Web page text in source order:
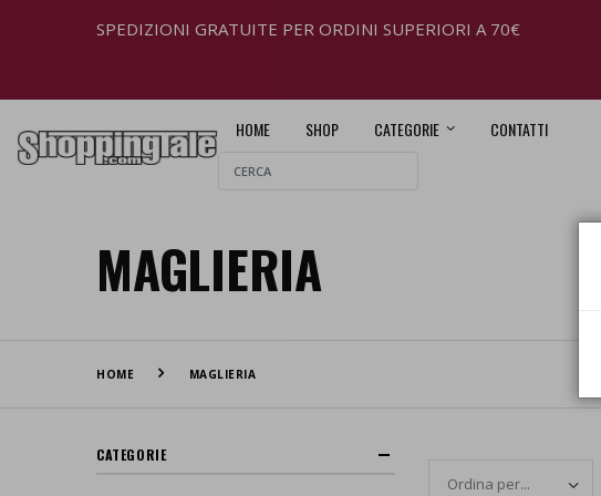
SPEDIZIONI GRATUITE PER ORDINI SUPERIORI A 70€
HOME SHOP CATEGORIE CONTATTI
MAGLIERIA
HOME MAGLIERIA
CATEGORIE